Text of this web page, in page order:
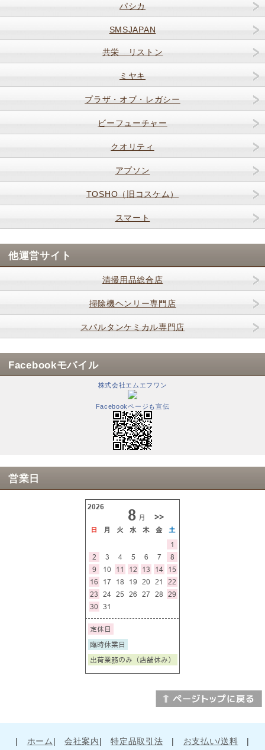
パシカ
SMSJAPAN
共栄 リストン
ミヤキ
プラザ・オブ・レガシー
ビーフューチャー
クオリティ
アプソン
TOSHO（旧コスケム）
スマート
他運営サイト
清掃用品総合店
掃除機ヘンリー専門店
スパルタンケミカル専門店
Facebookモバイル
株式会社エムエフワン
Facebookページも宣伝
営業日
| ホーム |会社案内|特定品取引法 | お支払い/送料 |